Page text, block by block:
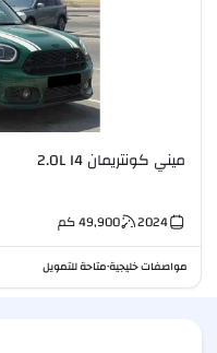
ميني كونتريمان 2.0L I4
2024
49,900كم
مواصفات خليجية•متاحة للتمويل